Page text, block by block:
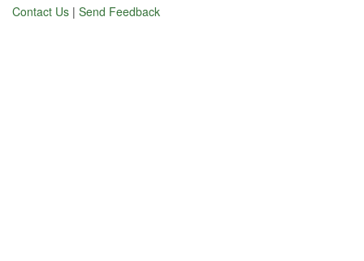
Contact Us | Send Feedback